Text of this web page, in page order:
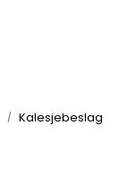
Kalesjebeslag